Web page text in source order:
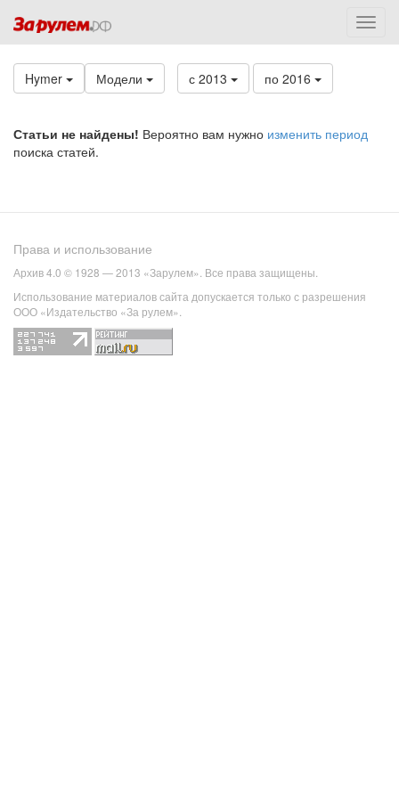
Hymer Модели с 2013 по 2016
Статьи не найдены! Вероятно вам нужно изменить период
поиска статей.
Права и использование
Архив 4.0 © 1928 — 2013 «Зарулем». Все права защищены.
Использование материалов сайта допускается только с разрешения
ООО «Издательство «За рулем».